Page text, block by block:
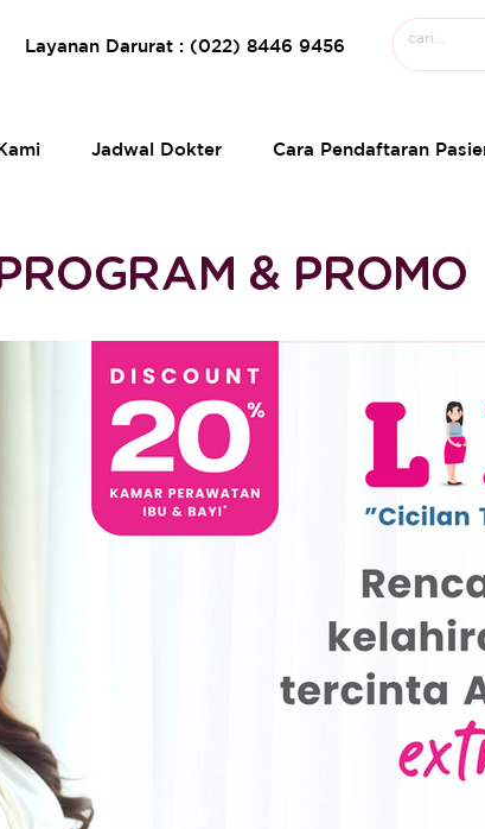
Layanan Darurat : (022) 8446 9456
Jadwal Dokter Cara Pendaftaran
& PROMO